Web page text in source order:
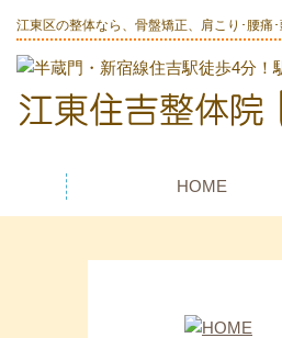
江東区の整体なら、骨盤矯正、肩こり･腰痛
HOME